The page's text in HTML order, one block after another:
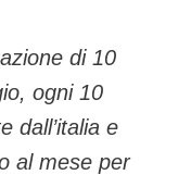
di 10
ogni 10
dall’italia e
al mese per